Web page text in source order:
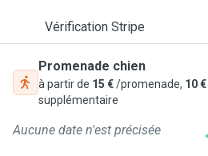
Vérification Stripe
Promenade chien
à partir de 15 €/promenade, 10 €
supplémentaire
Aucune date n'est précisée